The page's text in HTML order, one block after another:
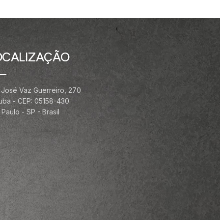
José Vaz Guerreiro, 270
- CEP: 05158-430
- SP - Brasil